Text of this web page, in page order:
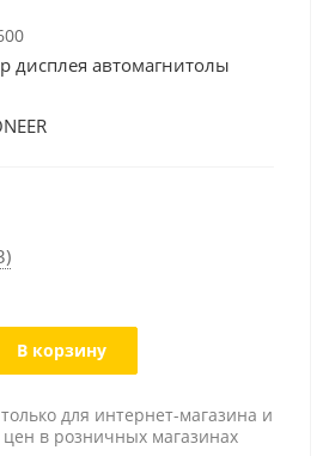
дисплея автомагнитолы
В корзину
для интернет-магазина и
в розничных магазинах